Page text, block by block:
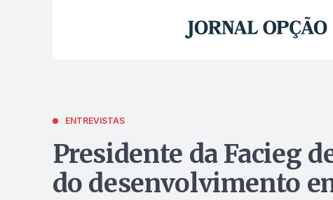
ENTREVISTAS
Presidente da Facieg
do desenvolvimento